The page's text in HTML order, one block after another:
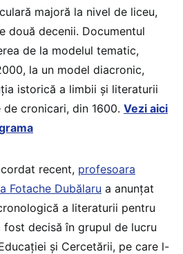
majoră la nivel de liceu,
două decenii. Documentul
de la modelul tematic,
la un model diacronic,
istorică a limbii și literaturii
cronicari, din 1600. Vezi aici
recent, profesoara
Fotache Dubălaru a anunțat
a literaturii pentru
fost decisă în grupul de lucru
și Cercetării, pe care l-